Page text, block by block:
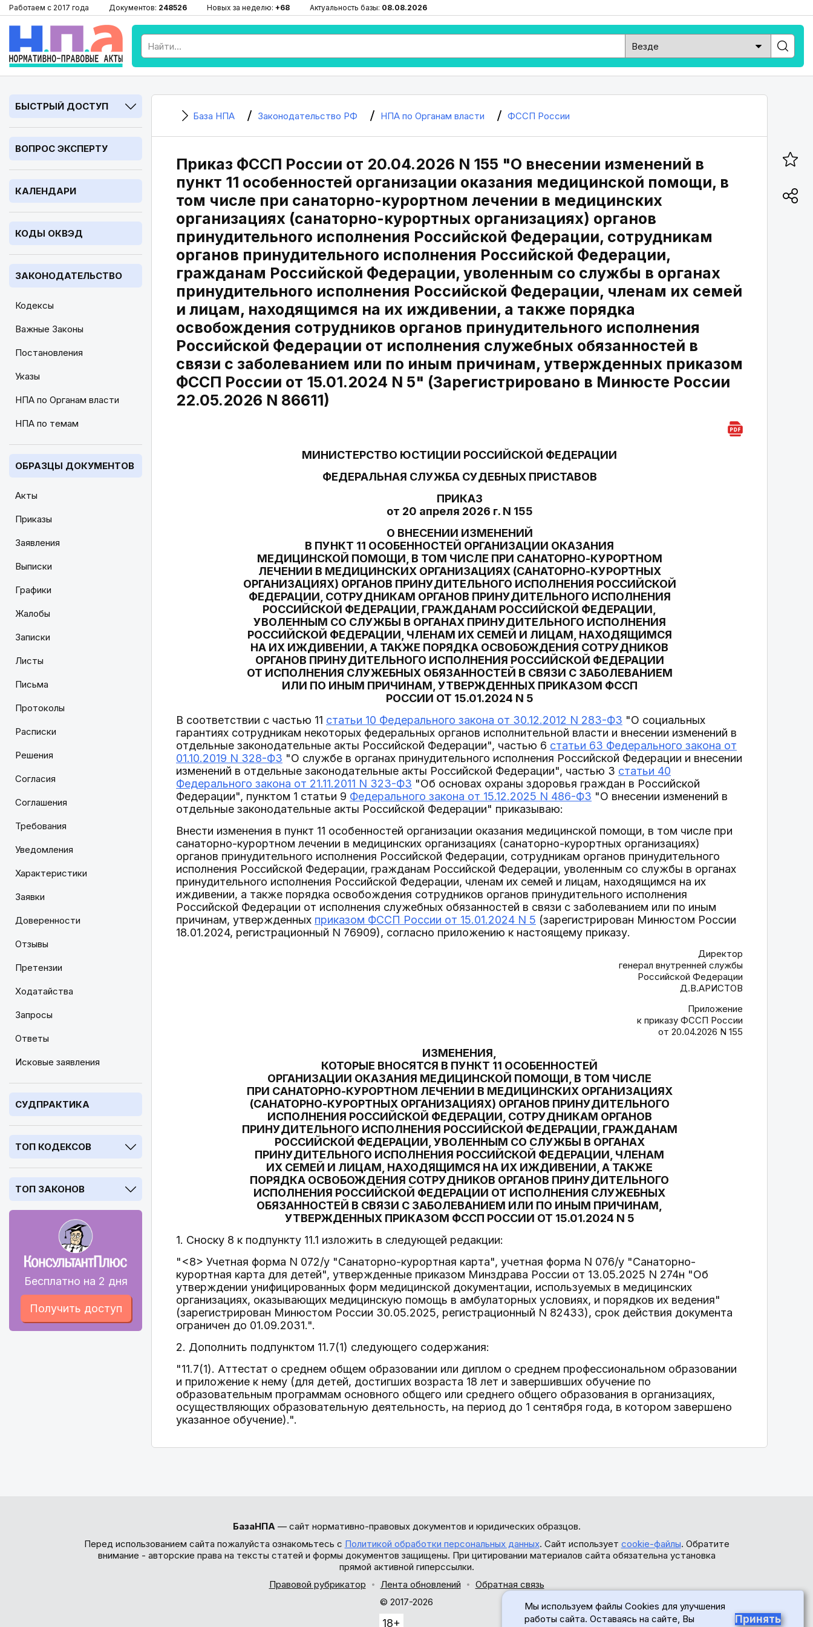
Работаем с 2017 года Документов: 248526 Новых за неделю: +68 Актуальность базы: 08.08.2026
БЫСТРЫЙ ДОСТУП
ВОПРОС ЭКСПЕРТУ
КАЛЕНДАРИ
КОДЫ ОКВЭД
ЗАКОНОДАТЕЛЬСТВО
Кодексы
Важные Законы
Постановления
Указы
НПА по Органам власти
НПА по темам
ОБРАЗЦЫ ДОКУМЕНТОВ
Акты
Приказы
Заявления
Выписки
Графики
Жалобы
Записки
Листы
Письма
Протоколы
Расписки
Решения
Согласия
Соглашения
Требования
Уведомления
Характеристики
Заявки
Доверенности
Отзывы
Претензии
Ходатайства
Запросы
Ответы
Исковые заявления
СУДПРАКТИКА
ТОП КОДЕКСОВ
ТОП ЗАКОНОВ
Бесплатно на 2 дня
Получить доступ
База НПА Законодательство РФ НПА по Органам власти ФССП России
Приказ ФССП России от 20.04.2026 N 155 "О внесении изменений в
пункт 11 особенностей организации оказания медицинской помощи, в
том числе при санаторно-курортном лечении в медицинских
организациях (санаторно-курортных организациях) органов
принудительного исполнения Российской Федерации, сотрудникам
органов принудительного исполнения Российской Федерации,
гражданам Российской Федерации, уволенным со службы в органах
принудительного исполнения Российской Федерации, членам их семей
и лицам, находящимся на их иждивении, а также порядка
освобождения сотрудников органов принудительного исполнения
Российской Федерации от исполнения служебных обязанностей в
связи с заболеванием или по иным причинам, утвержденных приказом
ФССП России от 15.01.2024 N 5" (Зарегистрировано в Минюсте России
22.05.2026 N 86611)
МИНИСТЕРСТВО ЮСТИЦИИ РОССИЙСКОЙ ФЕДЕРАЦИИ
ФЕДЕРАЛЬНАЯ СЛУЖБА СУДЕБНЫХ ПРИСТАВОВ
ПРИКАЗ
от 20 апреля 2026 г. N 155
О ВНЕСЕНИИ ИЗМЕНЕНИЙ
В ПУНКТ 11 ОСОБЕННОСТЕЙ ОРГАНИЗАЦИИ ОКАЗАНИЯ
МЕДИЦИНСКОЙ ПОМОЩИ, В ТОМ ЧИСЛЕ ПРИ САНАТОРНО-КУРОРТНОМ
ЛЕЧЕНИИ В МЕДИЦИНСКИХ ОРГАНИЗАЦИЯХ (САНАТОРНО-КУРОРТНЫХ
ОРГАНИЗАЦИЯХ) ОРГАНОВ ПРИНУДИТЕЛЬНОГО ИСПОЛНЕНИЯ РОССИЙСКОЙ
ФЕДЕРАЦИИ, СОТРУДНИКАМ ОРГАНОВ ПРИНУДИТЕЛЬНОГО ИСПОЛНЕНИЯ
РОССИЙСКОЙ ФЕДЕРАЦИИ, ГРАЖДАНАМ РОССИЙСКОЙ ФЕДЕРАЦИИ,
УВОЛЕННЫМ СО СЛУЖБЫ В ОРГАНАХ ПРИНУДИТЕЛЬНОГО ИСПОЛНЕНИЯ
РОССИЙСКОЙ ФЕДЕРАЦИИ, ЧЛЕНАМ ИХ СЕМЕЙ И ЛИЦАМ, НАХОДЯЩИМСЯ
НА ИХ ИЖДИВЕНИИ, А ТАКЖЕ ПОРЯДКА ОСВОБОЖДЕНИЯ СОТРУДНИКОВ
ОРГАНОВ ПРИНУДИТЕЛЬНОГО ИСПОЛНЕНИЯ РОССИЙСКОЙ ФЕДЕРАЦИИ
ОТ ИСПОЛНЕНИЯ СЛУЖЕБНЫХ ОБЯЗАННОСТЕЙ В СВЯЗИ С ЗАБОЛЕВАНИЕМ
ИЛИ ПО ИНЫМ ПРИЧИНАМ, УТВЕРЖДЕННЫХ ПРИКАЗОМ ФССП
РОССИИ ОТ 15.01.2024 N 5
В соответствии с частью 11 статьи 10 Федерального закона от 30.12.2012 N 283-ФЗ "О социальных
гарантиях сотрудникам некоторых федеральных органов исполнительной власти и внесении изменений в
отдельные законодательные акты Российской Федерации", частью 6 статьи 63 Федерального закона от
01.10.2019 N 328-ФЗ "О службе в органах принудительного исполнения Российской Федерации и внесении
изменений в отдельные законодательные акты Российской Федерации", частью 3 статьи 40
Федерального закона от 21.11.2011 N 323-ФЗ "Об основах охраны здоровья граждан в Российской
Федерации", пунктом 1 статьи 9 Федерального закона от 15.12.2025 N 486-ФЗ "О внесении изменений в
отдельные законодательные акты Российской Федерации" приказываю:
Внести изменения в пункт 11 особенностей организации оказания медицинской помощи, в том числе при
санаторно-курортном лечении в медицинских организациях (санаторно-курортных организациях)
органов принудительного исполнения Российской Федерации, сотрудникам органов принудительного
исполнения Российской Федерации, гражданам Российской Федерации, уволенным со службы в органах
принудительного исполнения Российской Федерации, членам их семей и лицам, находящимся на их
иждивении, а также порядка освобождения сотрудников органов принудительного исполнения
Российской Федерации от исполнения служебных обязанностей в связи с заболеванием или по иным
причинам, утвержденных приказом ФССП России от 15.01.2024 N 5 (зарегистрирован Минюстом России
18.01.2024, регистрационный N 76909), согласно приложению к настоящему приказу.
Директор
генерал внутренней службы
Российской Федерации
Д.В.АРИСТОВ
Приложение
к приказу ФССП России
от 20.04.2026 N 155
ИЗМЕНЕНИЯ,
КОТОРЫЕ ВНОСЯТСЯ В ПУНКТ 11 ОСОБЕННОСТЕЙ
ОРГАНИЗАЦИИ ОКАЗАНИЯ МЕДИЦИНСКОЙ ПОМОЩИ, В ТОМ ЧИСЛЕ
ПРИ САНАТОРНО-КУРОРТНОМ ЛЕЧЕНИИ В МЕДИЦИНСКИХ ОРГАНИЗАЦИЯХ
(САНАТОРНО-КУРОРТНЫХ ОРГАНИЗАЦИЯХ) ОРГАНОВ ПРИНУДИТЕЛЬНОГО
ИСПОЛНЕНИЯ РОССИЙСКОЙ ФЕДЕРАЦИИ, СОТРУДНИКАМ ОРГАНОВ
ПРИНУДИТЕЛЬНОГО ИСПОЛНЕНИЯ РОССИЙСКОЙ ФЕДЕРАЦИИ, ГРАЖДАНАМ
РОССИЙСКОЙ ФЕДЕРАЦИИ, УВОЛЕННЫМ СО СЛУЖБЫ В ОРГАНАХ
ПРИНУДИТЕЛЬНОГО ИСПОЛНЕНИЯ РОССИЙСКОЙ ФЕДЕРАЦИИ, ЧЛЕНАМ
ИХ СЕМЕЙ И ЛИЦАМ, НАХОДЯЩИМСЯ НА ИХ ИЖДИВЕНИИ, А ТАКЖЕ
ПОРЯДКА ОСВОБОЖДЕНИЯ СОТРУДНИКОВ ОРГАНОВ ПРИНУДИТЕЛЬНОГО
ИСПОЛНЕНИЯ РОССИЙСКОЙ ФЕДЕРАЦИИ ОТ ИСПОЛНЕНИЯ СЛУЖЕБНЫХ
ОБЯЗАННОСТЕЙ В СВЯЗИ С ЗАБОЛЕВАНИЕМ ИЛИ ПО ИНЫМ ПРИЧИНАМ,
УТВЕРЖДЕННЫХ ПРИКАЗОМ ФССП РОССИИ ОТ 15.01.2024 N 5
1. Сноску 8 к подпункту 11.1 изложить в следующей редакции:
"<8> Учетная форма N 072/у "Санаторно-курортная карта", учетная форма N 076/у "Санаторно-
курортная карта для детей", утвержденные приказом Минздрава России от 13.05.2025 N 274н "Об
утверждении унифицированных форм медицинской документации, используемых в медицинских
организациях, оказывающих медицинскую помощь в амбулаторных условиях, и порядков их ведения"
(зарегистрирован Минюстом России 30.05.2025, регистрационный N 82433), срок действия документа
ограничен до 01.09.2031.".
2. Дополнить подпунктом 11.7(1) следующего содержания:
"11.7(1). Аттестат о среднем общем образовании или диплом о среднем профессиональном образовании
и приложение к нему (для детей, достигших возраста 18 лет и завершивших обучение по
образовательным программам основного общего или среднего общего образования в организациях,
осуществляющих образовательную деятельность, на период до 1 сентября года, в котором завершено
указанное обучение).".
БазаНПА— сайт нормативно-правовых документов и юридических образцов.
Перед использованием сайта пожалуйста ознакомьтесь с Политикой обработки персональных данных. Сайт использует cookie-файлы. Обратите
внимание - авторские права на тексты статей и формы документов защищены. При цитировании материалов сайта обязательна установка
прямой активной гиперссылки.
Правовой рубрикатор
Лента обновлений
Обратная связь
© 2017-2026
18+
Мы используем файлы Cookies для улучшения
работы сайта. Оставаясь на сайте, Вы
Принять